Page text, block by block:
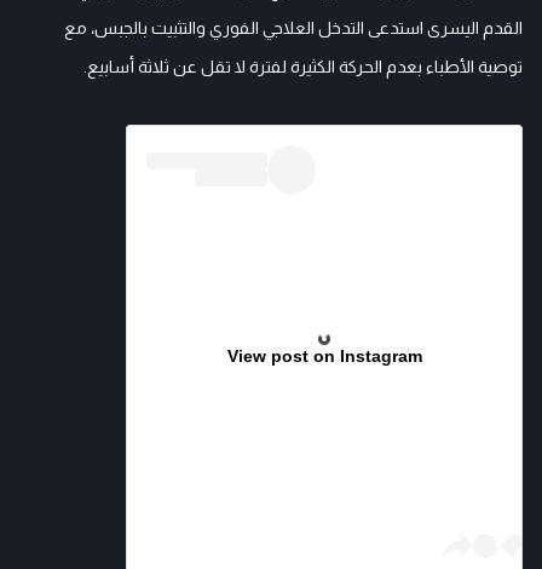
القدم اليسرى استدعى التدخل العلاجي الفوري والتثبيت بالجبس، مع
توصية الأطباء بعدم الحركة الكثيرة لفترة لا تقل عن ثلاثة أسابيع.
View post on Instagram